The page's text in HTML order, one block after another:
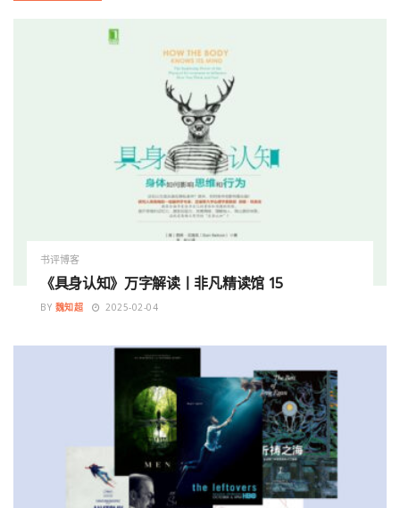
书评博客
《具身认知》万字解读丨非凡精读馆 15
BY 魏知超 2025-02-04